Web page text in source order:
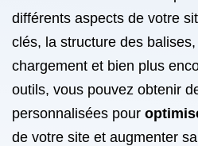
différents aspects de votre
clés, la structure des
chargement et bien plus
outils, vous pouvez obtenir
personnalisées pour
de votre site et augmenter